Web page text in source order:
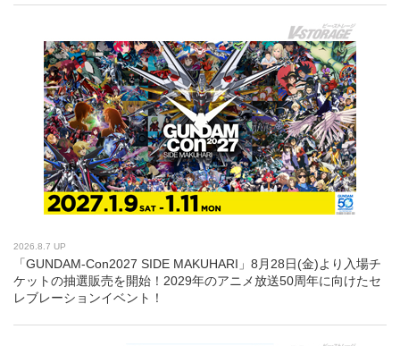
2026.8.7 UP
「GUNDAM-Con2027 SIDE MAKUHARI」8月28日(金)より入場チ
ケットの抽選販売を開始！2029年のアニメ放送50周年に向けたセ
レブレーションイベント！